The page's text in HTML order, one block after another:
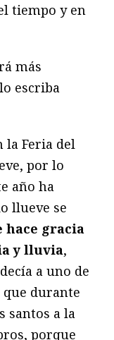
tiempo y en
más
escriba
la Feria del
por lo
año ha
llueve se
hace gracia
y lluvia,
a uno de
durante
santos a la
porque